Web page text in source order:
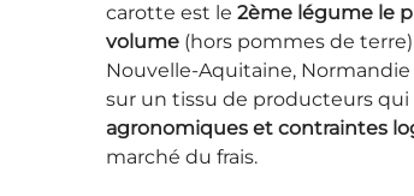
carotte est le 2ème légume le
volume (hors pommes de
Nouvelle-Aquitaine,
sur un tissu de producteurs
agronomiques et contraintes
marché du frais.